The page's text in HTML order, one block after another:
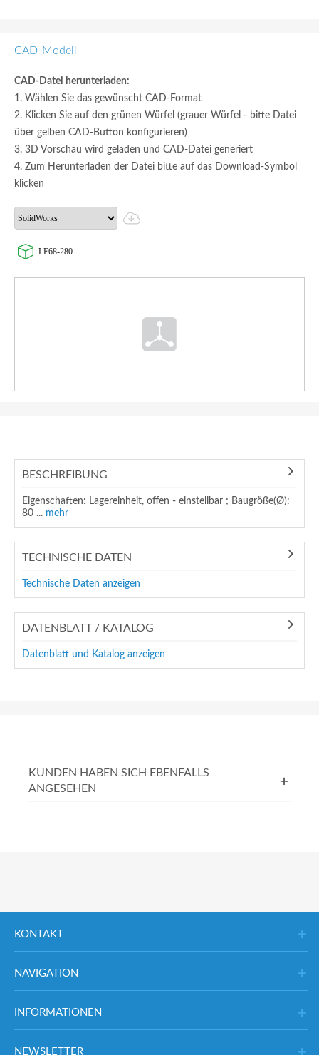
CAD-Modell
CAD-Datei herunterladen:
1. Wählen Sie das gewünscht CAD-Format
2. Klicken Sie auf den grünen Würfel (grauer Würfel - bitte Datei
über gelben CAD-Button konfigurieren)
3. 3D Vorschau wird geladen und CAD-Datei generiert
4. Zum Herunterladen der Datei bitte auf das Download-Symbol
klicken
LE68-280
BESCHREIBUNG
Eigenschaften: Lagereinheit, offen - einstellbar ; Baugröße(Ø):
80 ... mehr
TECHNISCHE DATEN
Technische Daten anzeigen
DATENBLATT / KATALOG
Datenblatt und Katalog anzeigen
KUNDEN HABEN SICH EBENFALLS
ANGESEHEN
KONTAKT
NAVIGATION
INFORMATIONEN
NEWSLETTER